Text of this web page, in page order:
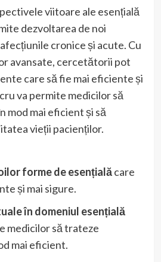
viitoare ale esențială
dezvoltarea de noi
cronice și acute. Cu
avansate, cercetătorii pot
care să fie mai eficiente și
va permite medicilor să
mod mai eficient și să
vieții pacienților.
forme de esențialăcare
și mai sigure.
în domeniul esențială
medicilor să trateze
mai eficient.